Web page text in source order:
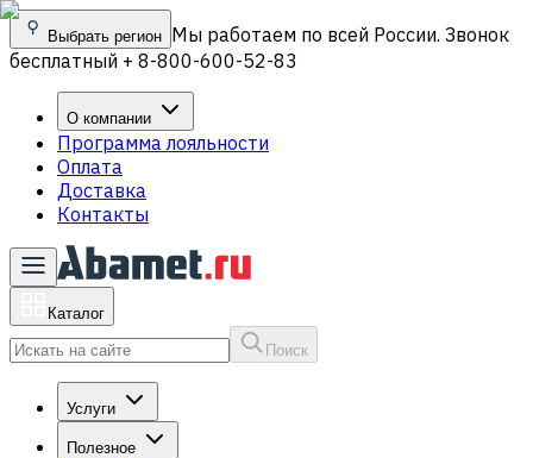
Выбрать регион Мы работаем по всей России. Звонок
бесплатный + 8-800-600-52-83
О компании
Программа лояльности
Оплата
Доставка
Контакты
Каталог
Поиск
Услуги
Полезное